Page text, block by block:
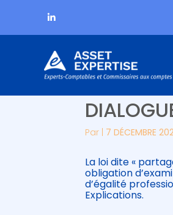
Aller
au
LOI
Par 7 DÉCEMBRE
La loi dite «
obligation
d’égalité
Explications.